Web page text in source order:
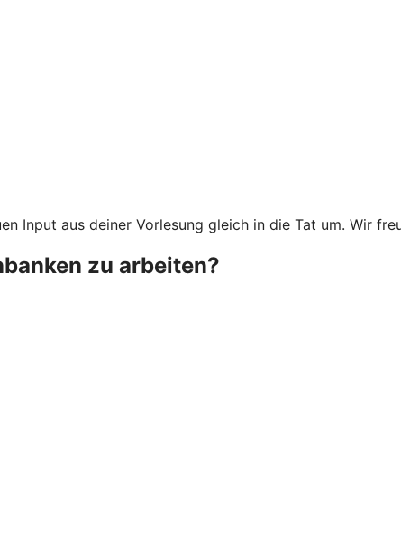
Input aus deiner Vorlesung gleich in die Tat um. Wir
zu arbeiten?